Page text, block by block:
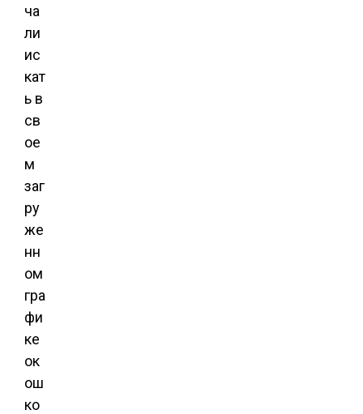
ча
ли
ис
кат
ь в
св
ое
м
заг
ру
же
нн
ом
гра
фи
ке
ок
ош
ко